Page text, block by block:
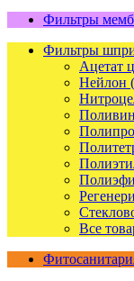
Фильтры
Фильтры
Ацетат
Нейлон
Все